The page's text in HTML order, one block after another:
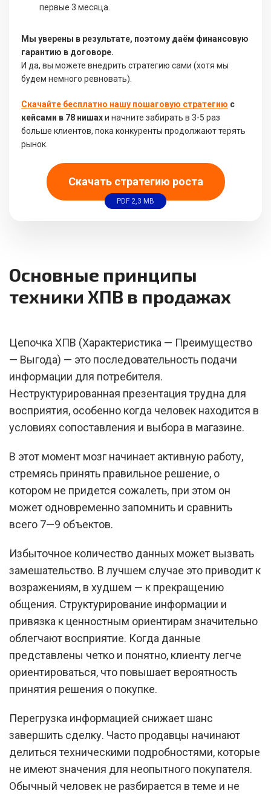
первые 3 месяца.
Мы уверены в результате, поэтому даём финансовую
гарантию в договоре.
И да, вы можете внедрить стратегию сами (хотя мы
будем немного ревновать).
Скачайте бесплатно нашу пошаговую стратегию с
кейсами в 78 нишахи начните забирать в 3-5 раз
больше клиентов, пока конкуренты продолжают терять
рынок.
Скачать стратегию роста
PDF 2,3 MB
Основные принципы
техники ХПВ в продажах
Цепочка ХПВ (Характеристика — Преимущество
— Выгода) — это последовательность подачи
информации для потребителя.
Неструктурированная презентация трудна для
восприятия, особенно когда человек находится в
условиях сопоставления и выбора в магазине.
В этот момент мозг начинает активную работу,
стремясь принять правильное решение, о
котором не придется сожалеть, при этом он
может одновременно запомнить и сравнить
всего 7—9 объектов.
Избыточное количество данных может вызвать
замешательство. В лучшем случае это приводит к
возражениям, в худшем — к прекращению
общения. Структурирование информации и
привязка к ценностным ориентирам значительно
облегчают восприятие. Когда данные
представлены четко и понятно, клиенту легче
ориентироваться, что повышает вероятность
принятия решения о покупке.
Перегрузка информацией снижает шанс
завершить сделку. Часто продавцы начинают
делиться техническими подробностями, которые
не имеют значения для неопытного покупателя.
Обычный человек не разбирается в теме и не